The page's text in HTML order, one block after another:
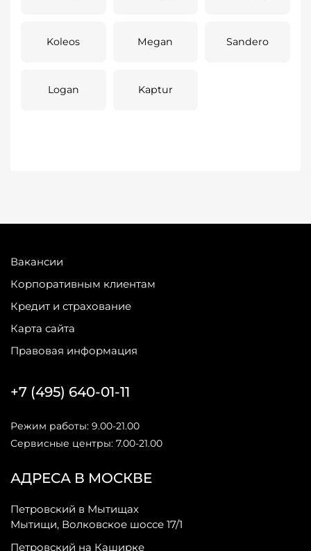
Koleos Megan Sandero
Logan Kaptur
Вакансии
Корпоративным клиентам
Кредит и страхование
Карта сайта
Правовая информация
АДРЕСА В МОСКВЕ
Петровский в Мытищах
Мытищи, Волковское шоссе 17/1
Петровский на Каширке
+7 (495) 640-01-11
Режим работы: 9.00-21.00
Сервисные центры: 7.00-21.00